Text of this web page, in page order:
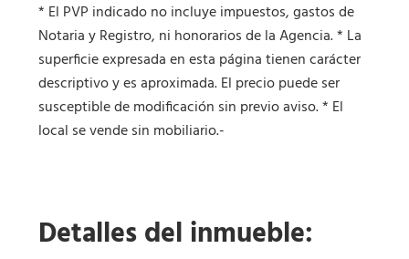
* El PVP indicado no incluye impuestos, gastos de
Notaria y Registro, ni honorarios de la Agencia. * La
superficie expresada en esta página tienen carácter
descriptivo y es aproximada. El precio puede ser
susceptible de modificación sin previo aviso. * El
local se vende sin mobiliario.-
Detalles del inmueble: